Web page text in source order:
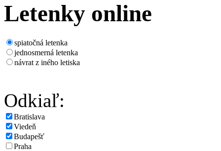
Letenky online
spiatočná letenka
jednosmerná letenka
návrat z iného letiska
Odkiaľ:
Bratislava
Viedeň
Budapešť
Praha